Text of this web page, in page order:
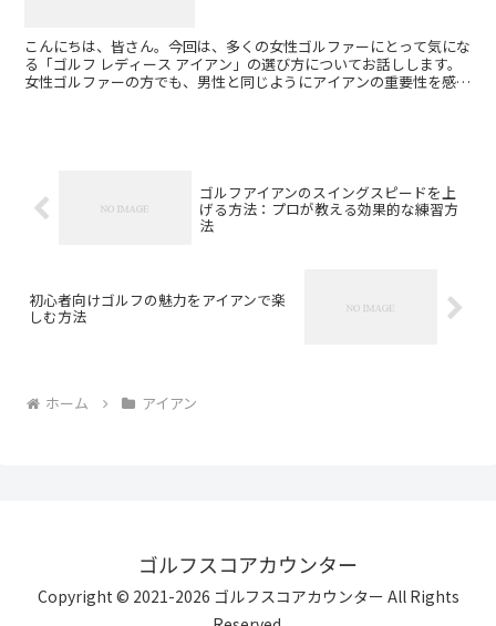
こんにちは、皆さん。今回は、多くの女性ゴルファーにとって気にな
る「ゴルフ レディース アイアン」の選び方についてお話しします。
女性ゴルファーの方でも、男性と同じようにアイアンの重要性を感じ
ゴルフアイアンのスイングスピードを上
げる方法：プロが教える効果的な練習方
法
初心者向けゴルフの魅力をアイアンで楽
しむ方法
ホーム アイアン
ゴルフスコアカウンター
Copyright © 2021-2026 ゴルフスコアカウンター All Rights